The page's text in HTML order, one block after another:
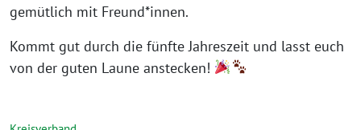
gemütlich mit Freund*innen.
Kommt gut durch die fünfte Jahreszeit und lasst euch
von der guten Laune anstecken!